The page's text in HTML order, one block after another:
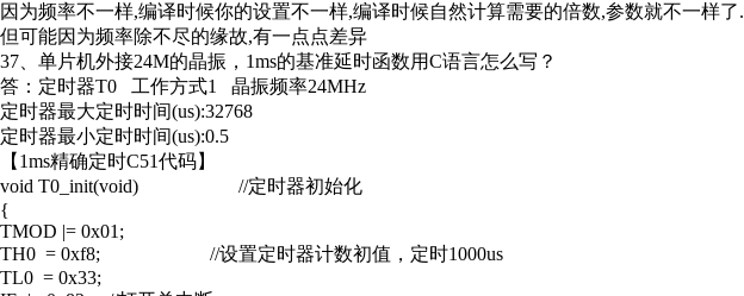
因为频率不一样,编译时候你的设置不一样,编译时候自然计算需要的倍数,参数就不一样了.
但可能因为频率除不尽的缘故,有一点点差异
37、单片机外接24M的晶振，1ms的基准延时函数用C语言怎么写？
答：定时器T0 工作方式1 晶振频率24MHz
定时器最大定时时间(us):32768
定时器最小定时时间(us):0.5
【1ms精确定时C51代码】
void T0_init(void) //定时器初始化
{
TMOD |= 0x01;
TH0 = 0xf8; //设置定时器计数初值，定时1000us
TL0 = 0x33;